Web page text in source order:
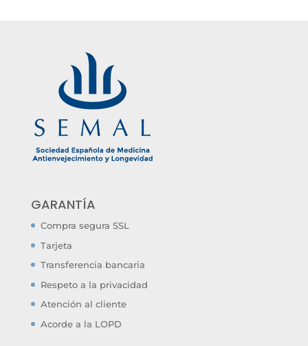
GARANTÍA
Compra segura SSL
Tarjeta
Transferencia bancaria
Respeto a la privacidad
Atención al cliente
Acorde a la LOPD